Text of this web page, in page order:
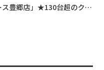
ス豊郷店」★130台超のクレ